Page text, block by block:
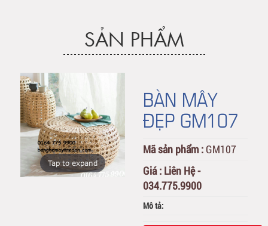
SẢN PHẨM
Tap to expand
BÀN MÂY
ĐẸP GM107
Mã sản phẩm : GM107
Giá : Liên Hệ -
034.775.9900
Mô tả: